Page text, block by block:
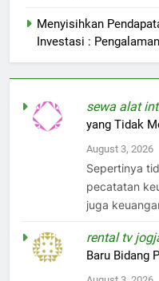
Menyisihkan
Investasi :
sewa alat
yang Tidak
August 3, 2026
Sepertinya
pecatatan
juga
rental tv
Baru Bidang